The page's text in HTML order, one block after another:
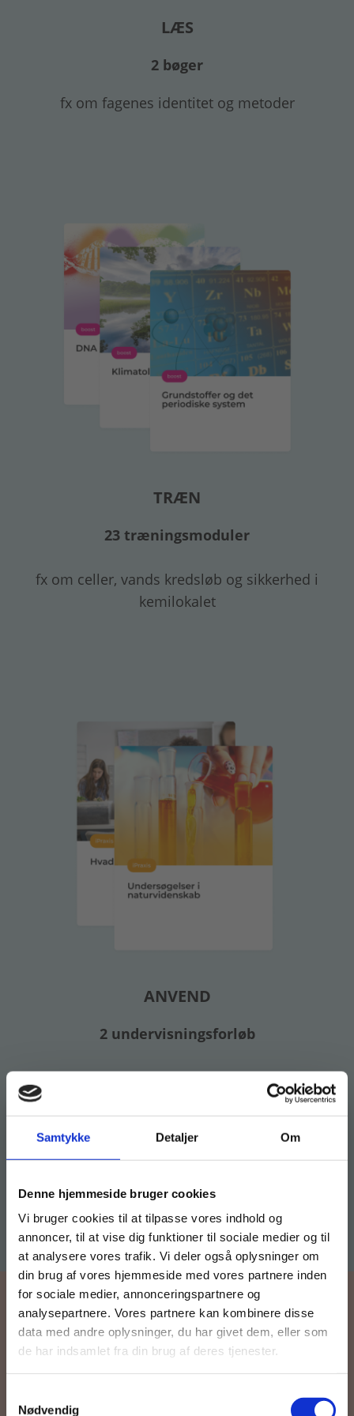
Samtykke Detaljer Om
Denne hjemmeside bruger cookies
Vi bruger cookies til at tilpasse vores indhold og
annoncer, til at vise dig funktioner til sociale medier og til
at analysere vores trafik. Vi deler også oplysninger om
din brug af vores hjemmeside med vores partnere inden
for sociale medier, annonceringspartnere og
analysepartnere. Vores partnere kan kombinere disse
data med andre oplysninger, du har givet dem, eller som
de har indsamlet fra din brug af deres tjenester.
Nødvendig
LÆS
2 bøger
fx om fagenes identitet og metoder
TRÆN
23 træningsmoduler
fx om celler, vands kredsløb og sikkerhed i
kemilokalet
ANVEND
2 undervisningsforløb
fx om naturvidenskabelig metode og
Se indholdet i fagpakken
3 gode grunde til at vælge
Køb læremidler og find masterclasses mm.
Fortsæt som:
For privatkunder og
studerende. Du får
vist priser inkl.
For institutioner og
virksomheder. Du
får vist priser ekskl.